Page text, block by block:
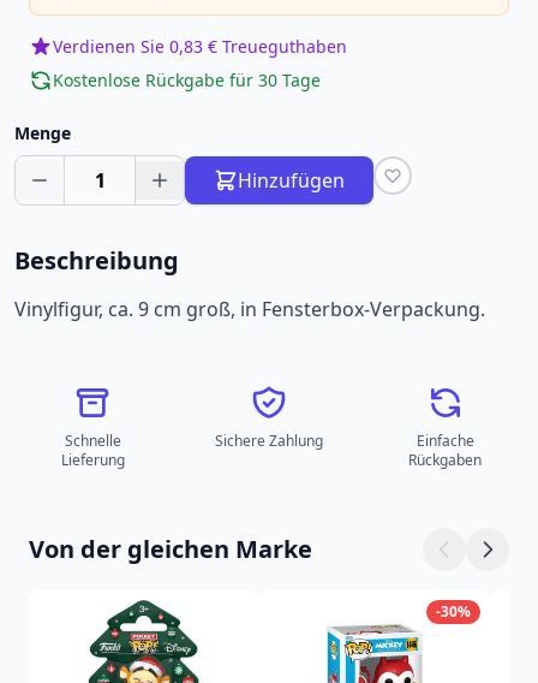
Verdienen Sie 0,83 € Treueguthaben
Kostenlose Rückgabe für 30 Tage
Menge
1 Hinzufügen
Beschreibung
Vinylfigur, ca. 9 cm groß, in Fensterbox-Verpackung.
Schnelle
Lieferung
Sichere Zahlung
Einfache
Rückgaben
Von der gleichen Marke
-30%